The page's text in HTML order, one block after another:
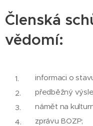
Členská
vědomí:
informaci o
předběžný
námět na
zprávu BOZP;